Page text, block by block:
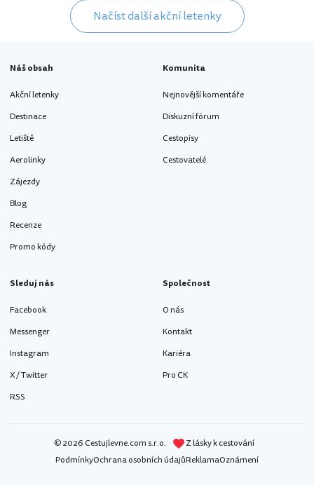
Načíst další akční letenky
Náš obsah
Akční letenky
Destinace
Letiště
Aerolinky
Zájezdy
Blog
Recenze
Promo kódy
Komunita
Nejnovější komentáře
Diskuzní fórum
Cestopisy
Cestovatelé
Sleduj nás
Facebook
Messenger
Instagram
X / Twitter
RSS
Společnost
O nás
Kontakt
Kariéra
Pro CK
© 2026 Cestujlevne.com s.r.o.
Z lásky k cestování
PodmínkyOchrana osobních údajůReklamaOznámení